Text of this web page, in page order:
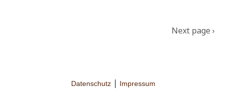
Next page ›
Datenschutz Impressum